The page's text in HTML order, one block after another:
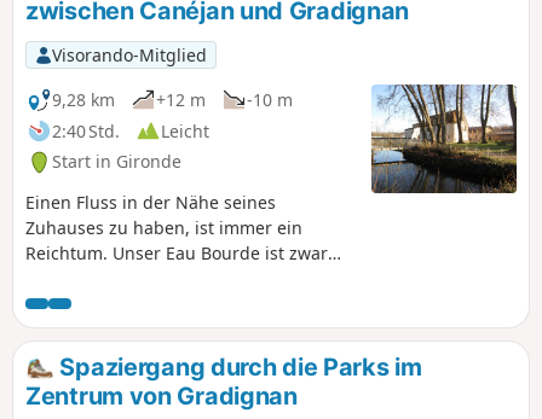
zwischen Canéjan und Gradignan
Visorando-Mitglied
9,28 km
+12 m
-10 m
2:40 Std.
Leicht
Start in Gironde
Einen Fluss in der Nähe seines
Zuhauses zu haben, ist immer ein
Reichtum. Unser Eau Bourde ist zwar
bietet entlang seines ruhigen Laufs
etwa fünfzehn Kilometer fast
durchgehende Spazier- und Radwege,
die man allein oder mit der Familie zu
jeder Jahreszeit genießen kann.
Spaziergang durch die Parks im
Zentrum von Gradignan